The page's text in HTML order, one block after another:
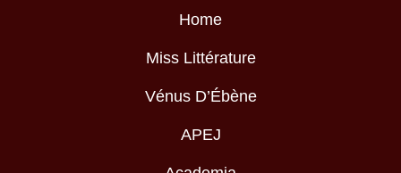
Home
Miss Littérature
Vénus D’Ébène
APEJ